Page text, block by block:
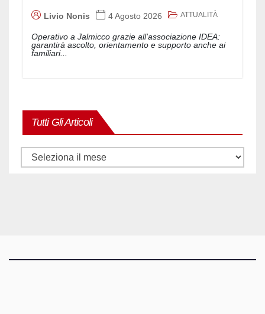
Livio Nonis 4 Agosto 2026 ATTUALITÀ
Operativo a Jalmicco grazie all'associazione IDEA:
garantirà ascolto, orientamento e supporto anche ai
familiari...
Tutti Gli Articoli
Tutti